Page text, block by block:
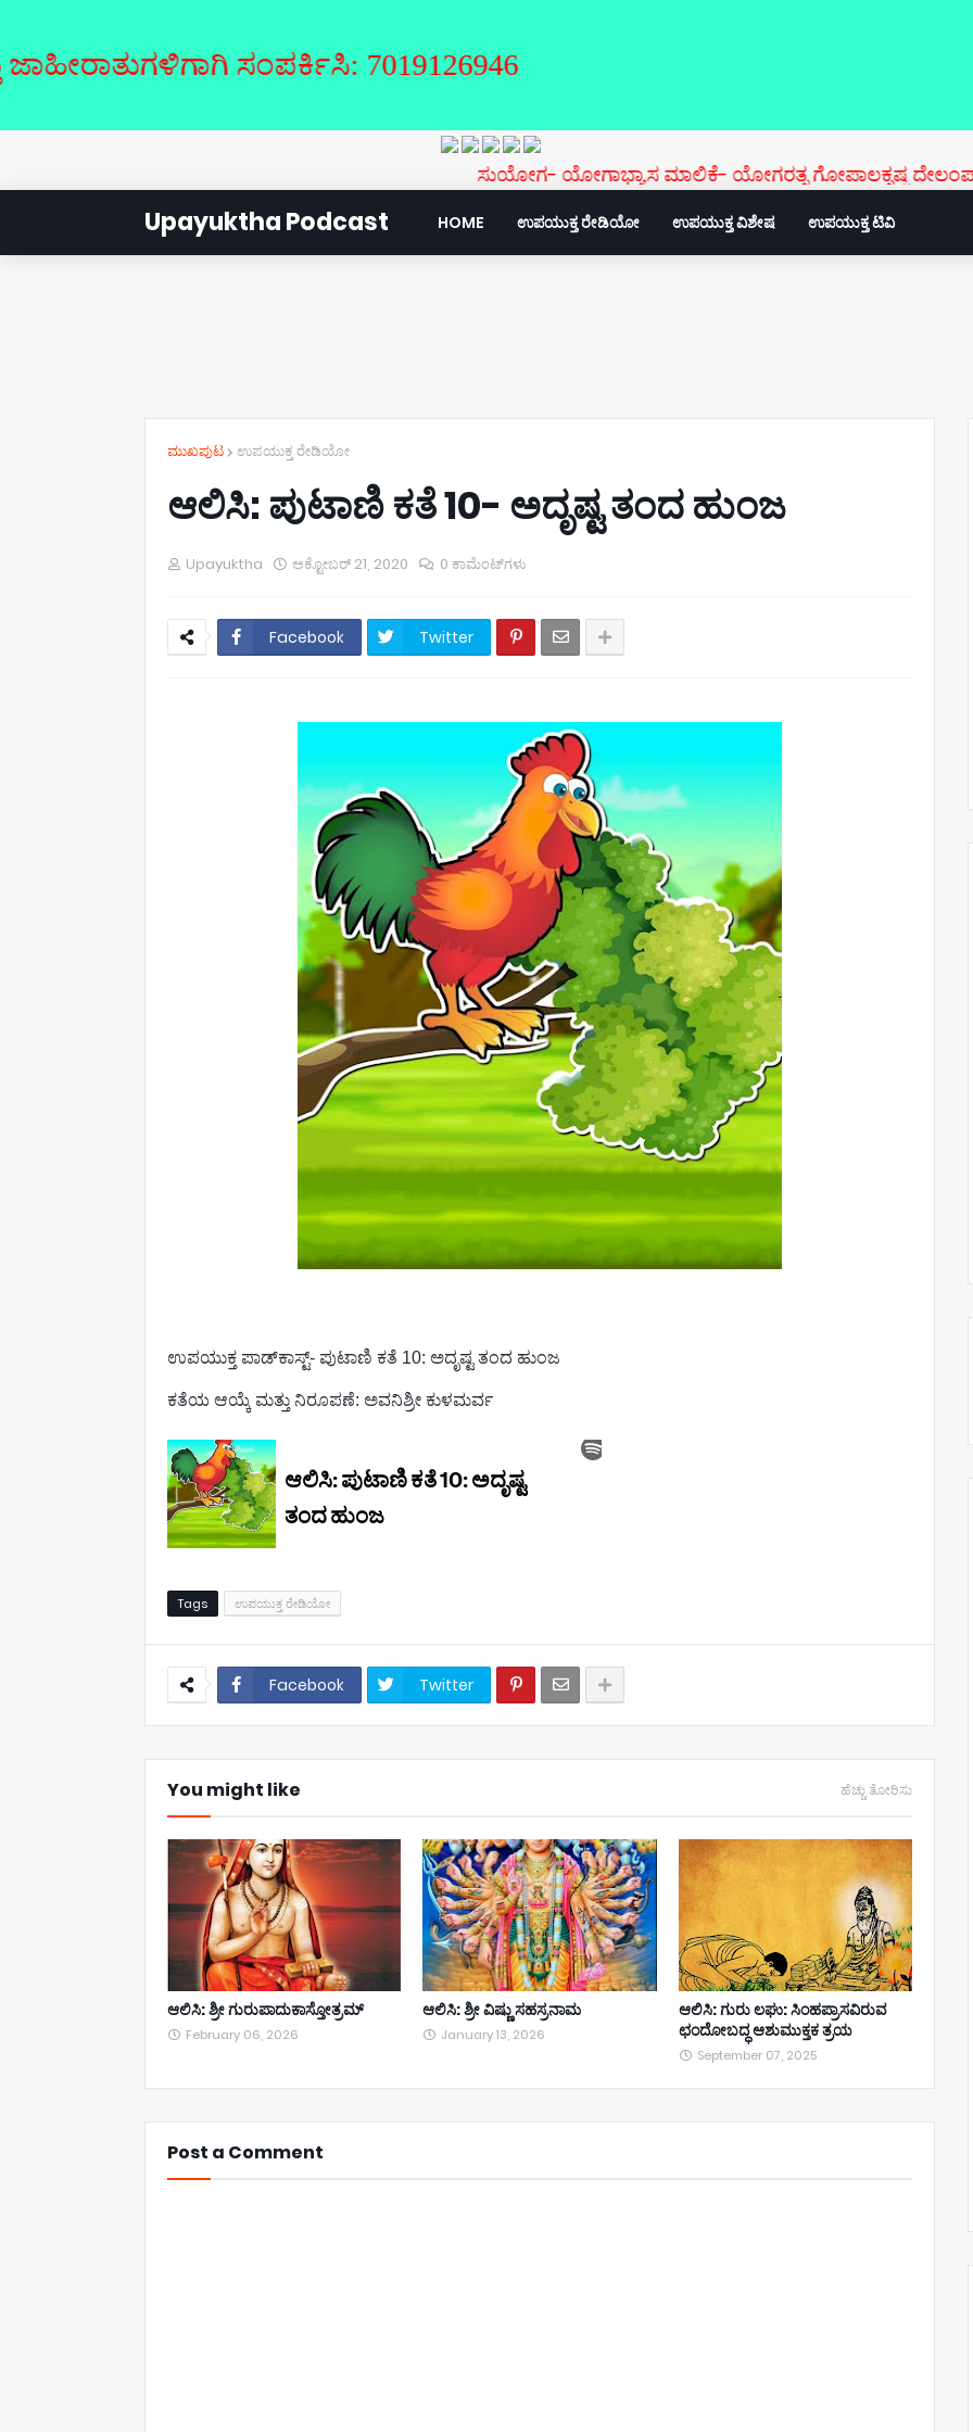
ಸಂಪರ್ಕಿಸಿ: 7019126946
ಸುಯೋಗ- ಯೋಗಾಭ್ಯಾಸ ಮಾಲಿಕೆ- ಯೋಗರತ್ನ ಗೋಪಾಲಕೃಷ್ಣ ದೇಲಂಪಾಡಿ
Upayuktha Podcast HOME ಉಪಯುಕ್ತ ರೇಡಿಯೋ ಉಪಯುಕ್ತ ವಿಶೇಷ ಉಪಯುಕ್ತ ಟಿವಿ
ಮುಖಪುಟ ಉಪಯುಕ್ತ ರೇಡಿಯೋ
ಆಲಿಸಿ: ಪುಟಾಣಿ ಕತೆ 10- ಅದೃಷ್ಟ ತಂದ ಹುಂಜ
Upayuktha ಅಕ್ಟೋಬರ್ 21, 2020 0 ಕಾಮೆಂಟ್‌ಗಳು
Facebook Twitter
ಉಪಯುಕ್ತ ಪಾಡ್‌ಕಾಸ್ಟ್‌- ಪುಟಾಣಿ ಕತೆ 10: ಅದೃಷ್ಟ ತಂದ ಹುಂಜ
ಕತೆಯ ಆಯ್ಕೆ ಮತ್ತು ನಿರೂಪಣೆ: ಅವನಿಶ್ರೀ ಕುಳಮರ್ವ
Tags ಉಪಯುಕ್ತ ರೇಡಿಯೋ
Facebook Twitter
You might like ಹೆಚ್ಚು ತೋರಿಸು
ಆಲಿಸಿ: ಶ್ರೀ ಗುರುಪಾದುಕಾಸ್ತೋತ್ರಮ್
February 06, 2026
ಆಲಿಸಿ: ಶ್ರೀ ವಿಷ್ಣು ಸಹಸ್ರನಾಮ
January 13, 2026
ಆಲಿಸಿ: ಗುರು ಲಘು: ಸಿಂಹಪ್ರಾಸವಿರುವ
ಛಂದೋಬದ್ಧ ಆಶುಮುಕ್ತಕ ತ್ರಯ
September 07, 2025
Post a Comment